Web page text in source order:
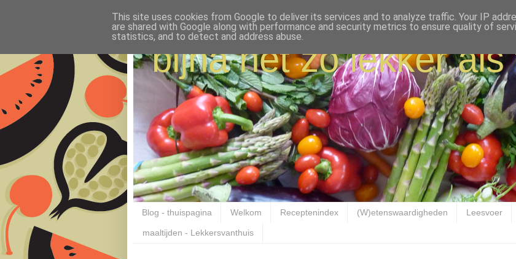
bijna net zo lekker als
Blog - thuispagina Welkom Receptenindex (W)etenswaardigheden Leesvoer
maaltijden - Lekkersvanthuis
This site uses cookies from Google to deliver its services and to analyze traffic. Your IP
are shared with Google along with performance and security metrics to ensure quality of
statistics, and to detect and address abuse.